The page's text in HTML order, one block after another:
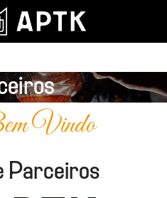
Vindo
Parceiros